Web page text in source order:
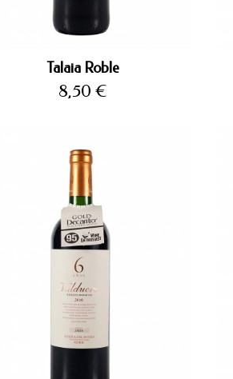
Talaia Roble
Precio
8,50 €